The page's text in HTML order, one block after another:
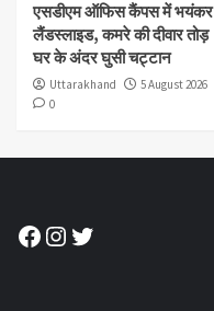
एसडीएम ऑफिस कैंपस में भयंकर
लैंडस्लाइड, कमरे की दीवार तोड़
घर के अंदर घुसी चट्टान
Uttarakhand
5 August 2026
0
Facebook
Instagram
Twitter